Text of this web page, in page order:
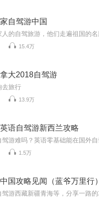
自驾游中国
15.4万
大2018自驾游
去旅行
13.9万
语自驾游新西兰攻略
1.5万
国攻略见闻（蓝爷万里行）